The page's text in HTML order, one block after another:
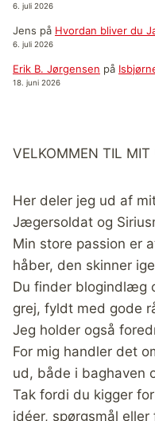
6. juli 2026
Jens på Hvordan bliver du
6. juli 2026
Erik B. Jørgensen på
18. juni 2026
VELKOMMEN TIL MIT
Her deler jeg ud af
Jægersoldat og
Min store passion er
håber, den skinner
Du finder blogindlæg
grej, fyldt med gode
Jeg holder også
For mig handler det
ud, både i baghaven
Tak fordi du kigger
idéer, spørgsmål eller